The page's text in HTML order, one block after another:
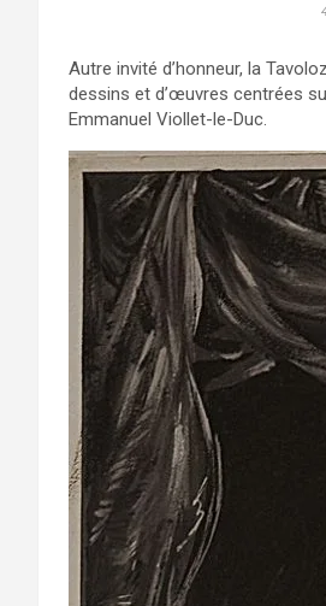
Autre invité d’honneur, la
dessins et d’œuvres centrées
Emmanuel Viollet-le-Duc.